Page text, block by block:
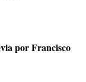
por Francisco